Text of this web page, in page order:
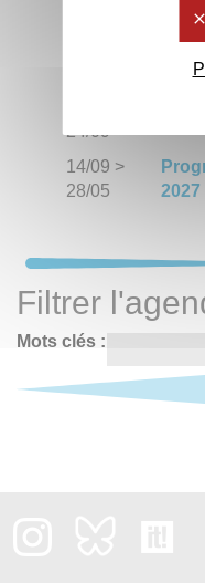
24/09
14/09 >
28/05
2027
Filtrer
Mots clés :